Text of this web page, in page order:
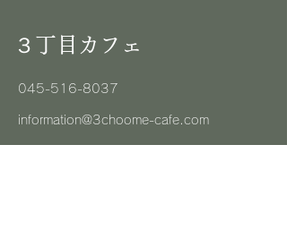
３丁目カフェ
045-516-8037
information@3choome-cafe.com